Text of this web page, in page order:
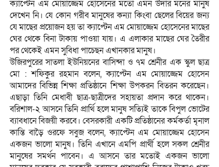
ক্যাপ্টেন এম মোয়াজ্জেম হোসেনের মতো এমন উদার মনের মানুষ
দেখেন নি। যে কোন গরীব মানুষের কন্যা কিংবা ছেলের বিয়ের জন্য
যে মাছের প্রয়োজন হয় তা ক্যাপ্টেন এম মোয়াজ্জেম হোসেনের মাছের
ঘের থেকে বিনা টাকায় পাওয়া যায়। এ এলাকার মাছের ঘের তৈরীর
পর থেকেই এমন সুবিধা পাচেছন এখানকার মানুষ।
উজিরপুরের সাতলা ইউনিয়নের বাসিন্দা ও ৭ম শ্রেনীর এক স্কুল ছাত্র
মো : শফিকুর রহমান বলেন, ক্যাপ্টেন এম মোয়াজ্জেম হোসেন
আমাদের বিভিন্ন শিক্ষা প্রতিষ্ঠানে শিক্ষা উপকরন বিতরন করেছেন।
এছাড়া তিনি মেধাবী ছাত্র-ছাত্রীদের সহায়তা প্রদান করে থাকেন।
বরিশাল-২ আসনে তিনি প্রার্থি হলে মানুষ সত্যিই তাকে বিপুল ভোটের
ব্যাবধানে বিজয়ী করবে। বেসরকারী একটি প্রতিষ্ঠানের কর্মকর্তা মৃনাল
কান্তি বাড়ৈ ওরফে সবুজ বলেন, ক্যাপ্টেন এম মোয়াজ্জেম হোসেন
একজন ভালো মানুষ। তিনি এখানে এমপি প্রার্থী হলে সকল শ্রেনীর
মানুষের সমর্থন পাবেন। এ আসনে তার মতোই একজন ভালো